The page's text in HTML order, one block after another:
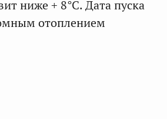
ниже + 8°С. Дата пуска
отоплением